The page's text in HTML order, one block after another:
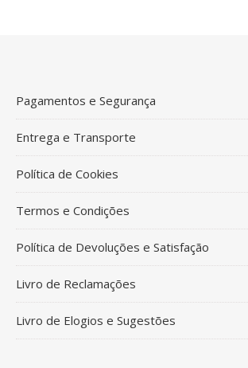
Pagamentos e Segurança
Entrega e Transporte
Política de Cookies
Termos e Condições
Política de Devoluções e Satisfação
Livro de Reclamações
Livro de Elogios e Sugestões